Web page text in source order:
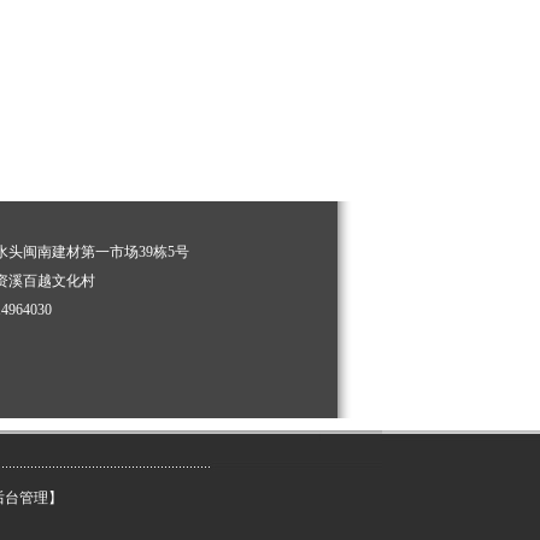
头闽南建材第一市场39栋5号
溪百越文化村
管理】